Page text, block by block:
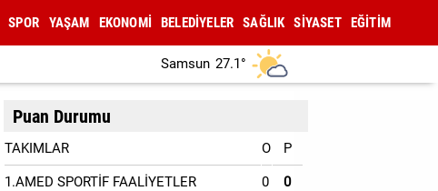
SPOR YAŞAM EKONOMİ BELEDİYELER SAĞLIK SİYASET EĞİTİM
Samsun 27.1°
Puan Durumu
TAKIMLAR O P
1.AMED SPORTİF FAALİYETLER 0 0